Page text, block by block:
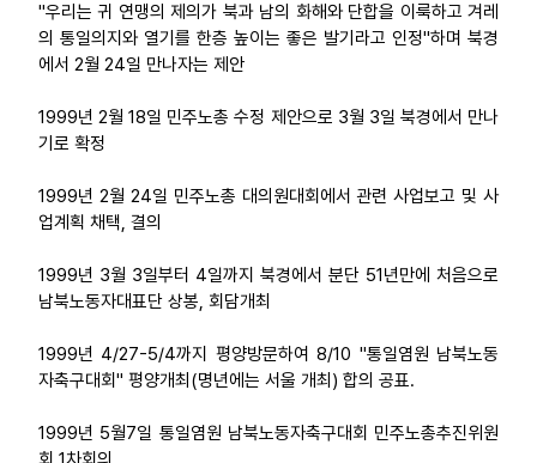
"우리는 귀 연맹의 제의가 북과 남의 화해와 단합을 이룩하고 겨레
의 통일의지와 열기를 한층 높이는 좋은 발기라고 인정"하며 북경
에서 2월 24일 만나자는 제안
1999년 2월 18일 민주노총 수정 제안으로 3월 3일 북경에서 만나
기로 확정
1999년 2월 24일 민주노총 대의원대회에서 관련 사업보고 및 사
업계획 채택, 결의
1999년 3월 3일부터 4일까지 북경에서 분단 51년만에 처음으로
남북노동자대표단 상봉, 회담개최
1999년 4/27-5/4까지 평양방문하여 8/10 "통일염원 남북노동
자축구대회" 평양개최(명년에는 서울 개최) 합의 공표.
1999년 5월7일 통일염원 남북노동자축구대회 민주노총추진위원